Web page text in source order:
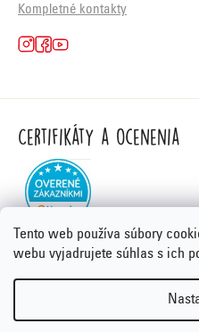
Tento web používa súbory
webu vyjadrujete súhlas s ich
Kompletné kontakty
Certifikáty a ocenenia